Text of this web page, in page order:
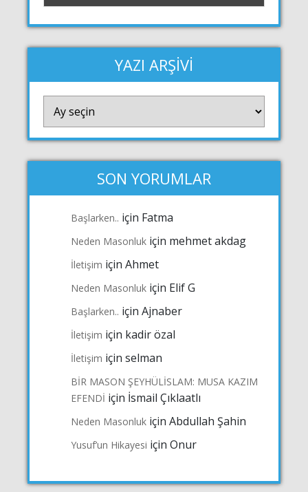
YAZI ARŞİVİ
ARŞİVİ
SON YORUMLAR
Başlarken.. için Fatma
Neden Masonluk için mehmet akdag
İletişim için Ahmet
Neden Masonluk için Elif G
Başlarken.. için Ajnaber
İletişim için kadir özal
İletişim için selman
BİR MASON ŞEYHÜLİSLAM: MUSA KAZIM
EFENDİ için İsmail Çıklaatlı
Neden Masonluk için Abdullah Şahin
Yusuf’un Hikayesi için Onur